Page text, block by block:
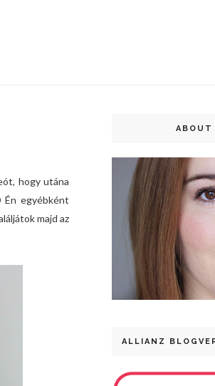
hogy utána
Én egyébként
majd az
ABOUT
ALLIANZ